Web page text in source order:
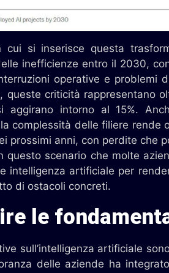
cui si inserisce questa
inefficienze entro il 2030,
operative e
queste criticità rappresentano
aggirano intorno al 15%.
complessità delle filiere rende
prossimi anni, con perdite che
questo scenario che molte
intelligenza artificiale per
di ostacoli concreti.
le
sull’intelligenza artificiale
delle aziende ha